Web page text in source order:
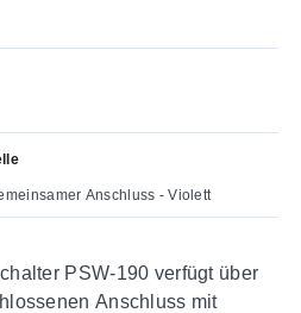
Anschluss - Violett
PSW-190 verfügt über
Anschluss mit